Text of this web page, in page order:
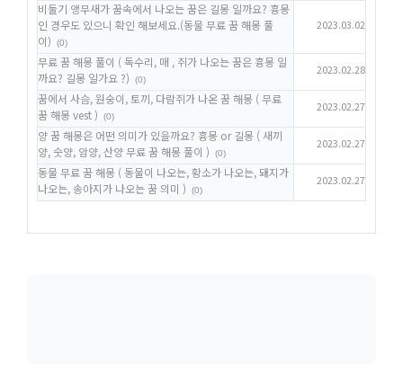
비둘기 앵무새가 꿈속에서 나오는 꿈은 길몽 일까요? 흉몽
인 경우도 있으니 확인 해보세요.(동물 무료 꿈 해몽 풀
이)
(0)
2023.03.02
무료 꿈 해몽 풀이 ( 독수리, 매 , 쥐가 나오는 꿈은 흉몽 일
까요? 길몽 일가요 ?)
(0)
2023.02.28
꿈에서 사슴, 원숭이, 토끼, 다람쥐가 나온 꿈 해몽 ( 무료
꿈 해몽 vest )
(0)
2023.02.27
양 꿈 해몽은 어떤 의미가 있을까요? 흉몽 or 길몽 ( 새끼
양, 숫양, 암양, 산양 무료 꿈 해몽 풀이 )
(0)
2023.02.27
동물 무료 꿈 해몽 ( 동물이 나오는, 황소가 나오는, 돼지가
나오는, 송아지가 나오는 꿈 의미 )
(0)
2023.02.27